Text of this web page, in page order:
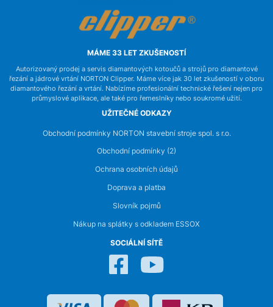
MÁME 33 LET ZKUŠENOSTÍ
Autorizovaný prodej a servis diamantových kotoučů a strojů pro diamantové
řezání a jádrové vrtání NORTON Clipper. Máme více jak 30 let zkušeností v oboru
diamantového řezání a vrtání. Nabízíme profesionální technické řešení nejen pro
průmyslové aplikace, ale také pro řemeslníky nebo soukromé užití.
UŽITEČNÉ ODKAZY
Obchodní podmínky NORTON stavební stroje spol. s r.o.
Obchodní podmínky (2)
Ochrana osobních údajů
Doprava a platba
Slovník pojmů
Nákup na splátky s odkladem ESSOX
SOCIÁLNÍ SÍTĚ